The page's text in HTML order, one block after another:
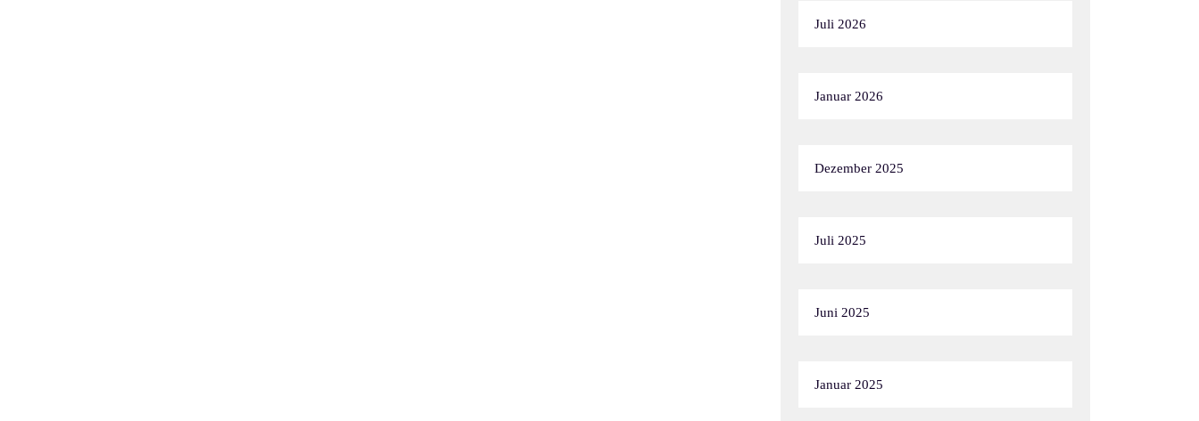
Juli 2026
Januar 2026
Dezember 2025
Juli 2025
Juni 2025
Januar 2025